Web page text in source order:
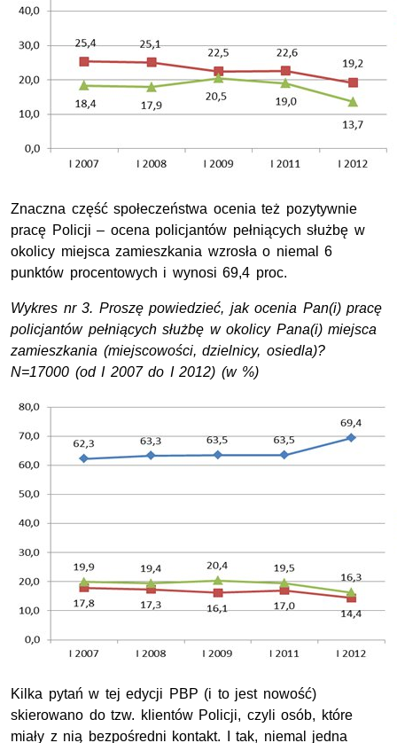
Znaczna część społeczeństwa ocenia też pozytywnie
pracę Policji – ocena policjantów pełniących służbę w
okolicy miejsca zamieszkania wzrosła o niemal 6
punktów procentowych i wynosi 69,4 proc.
Wykres nr 3. Proszę powiedzieć, jak ocenia Pan(i) pracę
policjantów pełniących służbę w okolicy Pana(i) miejsca
zamieszkania (miejscowości, dzielnicy, osiedla)?
N=17000 (od I 2007 do I 2012) (w %)
Kilka pytań w tej edycji PBP (i to jest nowość)
skierowano do tzw. klientów Policji, czyli osób, które
miały z nią bezpośredni kontakt. I tak, niemal jedna